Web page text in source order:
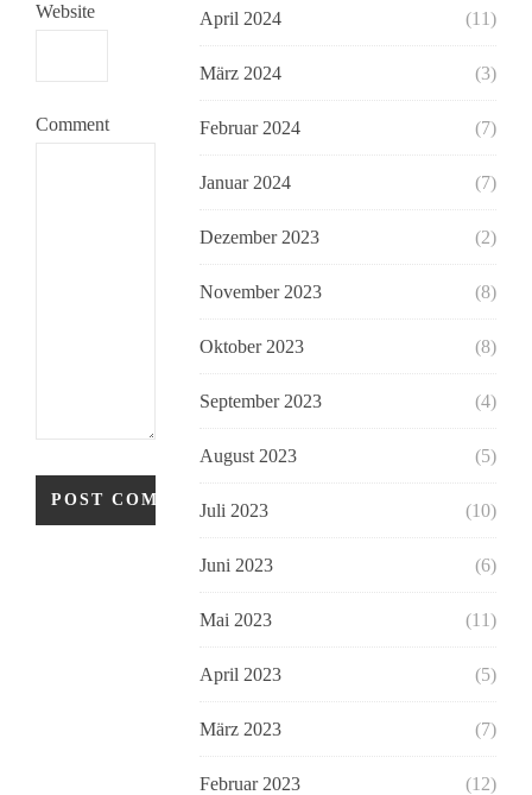
Website
Comment
April 2024 (11)
März 2024 (3)
Februar 2024 (7)
Januar 2024 (7)
Dezember 2023 (2)
November 2023 (8)
Oktober 2023 (8)
September 2023 (4)
August 2023 (5)
Juli 2023 (10)
Juni 2023 (6)
Mai 2023 (11)
April 2023 (5)
März 2023 (7)
Februar 2023 (12)